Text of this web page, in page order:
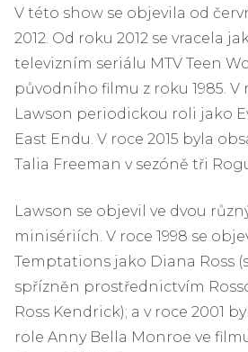
V této show se objevila od
2012. Od roku 2012 se vracela
televizním seriálu MTV Teen
původního filmu z roku 1985. V
Lawson periodickou roli jako
East Endu. V roce 2015 byla
Talia Freeman v sezóně tři
Lawson se objevil ve dvou
minisériích. V roce 1998 se
Temptations jako Diana Ross
spřízněn prostřednictvím
Ross Kendrick); a v roce 2001
role Anny Bella Monroe ve